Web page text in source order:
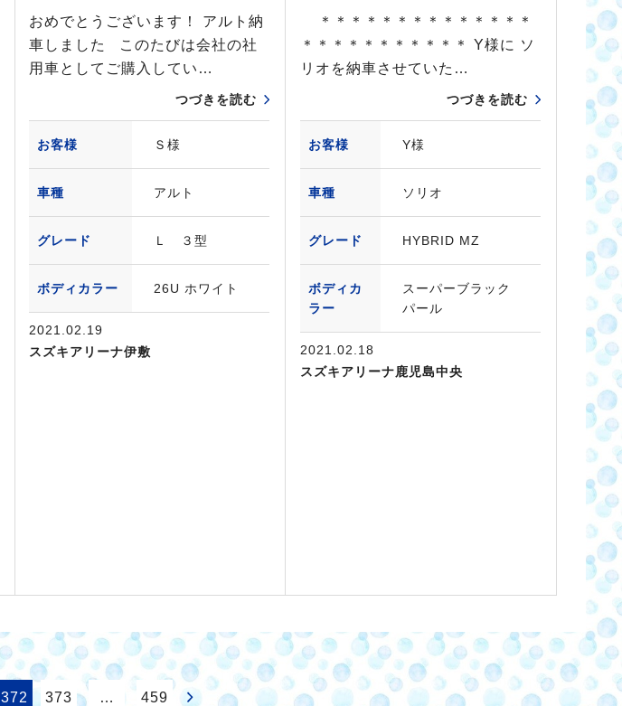
おめでとうございます！ アルト納
車しました このたびは会社の社
用車としてご購入してい…
つづきを読む
お客様 Ｓ様
車種 アルト
グレード Ｌ ３型
ボディカラー 26U ホワイト
2021.02.19
スズキアリーナ伊敷
＊＊＊＊＊＊＊＊＊＊＊＊＊＊
＊＊＊＊＊＊＊＊＊＊＊ Y様に ソ
リオを納車させていた…
つづきを読む
お客様 Y様
車種 ソリオ
グレード HYBRID MZ
ボディカ
ラー
スーパーブラック
パール
2021.02.18
スズキアリーナ鹿児島中央
372 373 … 459